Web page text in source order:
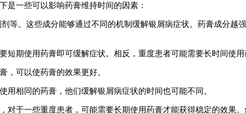
是一些可以影响药膏维持时间的因素：
等。这些成分能够通过不同的机制缓解银屑病症状。药膏成分越
期使用药膏即可缓解症状。相反，重度患者可能需要长时间使用
，可以使药膏的效果更好。
相同的药膏，他们缓解银屑病症状的时间也可能不同。
对于一些重度患者，可能需要长期使用药膏才能获得稳定的效果